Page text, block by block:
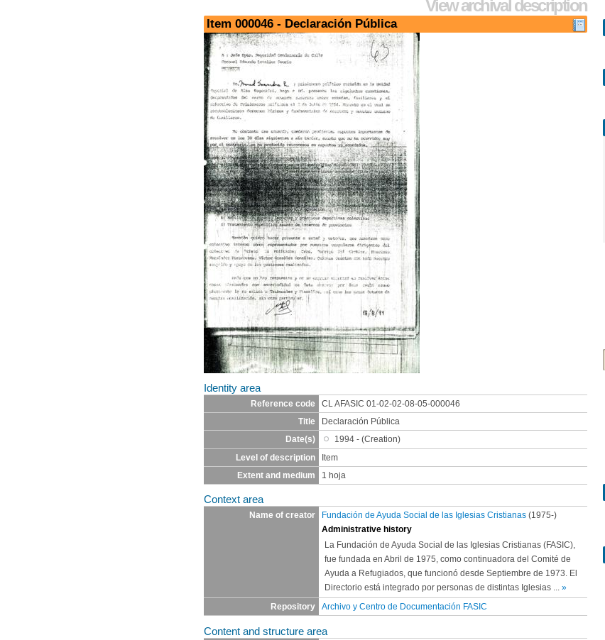
View archival description
Item 000046 - Declaración Pública
Identity area
Reference code
CL AFASIC 01-02-02-08-05-000046
Title
Declaración Pública
Date(s)
1994 - (Creation)
Level of description
Item
Extent and medium
1 hoja
Context area
Name of creator Fundación de Ayuda Social de las Iglesias Cristianas (1975-)
Administrative history
La Fundación de Ayuda Social de las Iglesias Cristianas (FASIC),
fue fundada en Abril de 1975, como continuadora del Comité de
Ayuda a Refugiados, que funcionó desde Septiembre de 1973. El
Directorio está integrado por personas de distintas Iglesias ... »
Repository
Archivo y Centro de Documentación FASIC
Content and structure area